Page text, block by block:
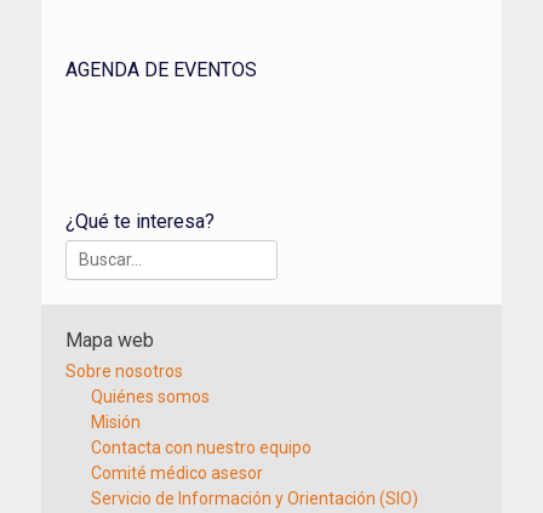
AGENDA DE EVENTOS
¿Qué te interesa?
Buscar:
Mapa web
Sobre nosotros
Quiénes somos
Misión
Contacta con nuestro equipo
Comité médico asesor
Servicio de Información y Orientación (SIO)